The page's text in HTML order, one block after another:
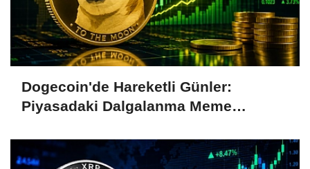
Dogecoin'de Hareketli Günler:
Piyasadaki Dalgalanma Meme